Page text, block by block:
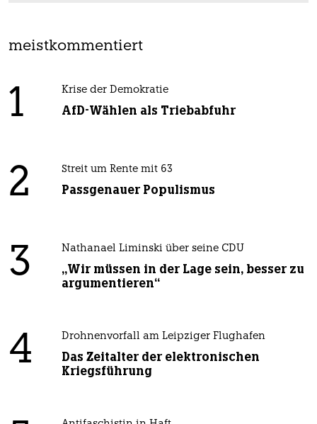
meistkommentiert
1 Krise der Demokratie
AfD-Wählen als Triebabfuhr
2 Streit um Rente mit 63
Passgenauer Populismus
3 Nathanael Liminski über seine CDU
„Wir müssen in der Lage sein, besser zu
argumentieren“
4 Drohnenvorfall am Leipziger Flughafen
Das Zeitalter der elektronischen
Kriegsführung